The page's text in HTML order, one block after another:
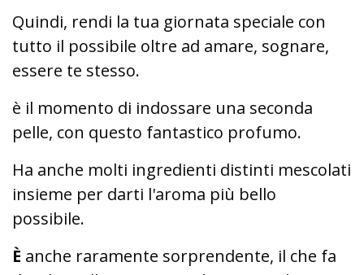
Quindi, rendi la tua giornata speciale con
tutto il possibile oltre ad amare, sognare,
essere te stesso.
è il momento di indossare una seconda
pelle, con questo fantastico profumo.
Ha anche molti ingredienti distinti mescolati
insieme per darti l'aroma più bello
possibile.
È anche raramente sorprendente, il che fa